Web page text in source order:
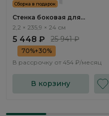
Сборка в подарок
Стенка боковая для
перегородки Тиара / Tiara
RT172.1
2,2 × 235,9 × 24 см
5 448 ₽ 25 941 ₽
70%+30%
В рассрочку от 454 ₽/месяц
В корзину